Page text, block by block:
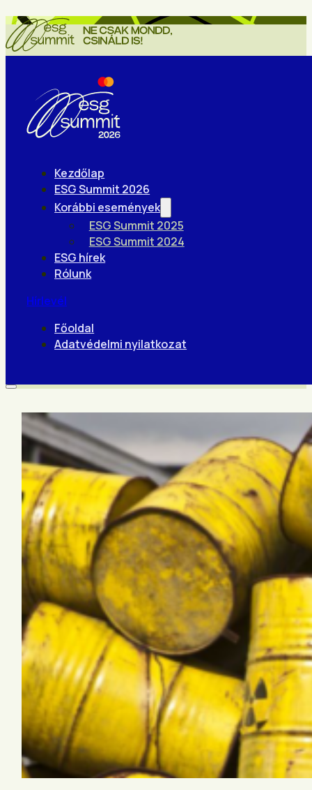
Kezdőlap
ESG Summit 2026
Korábbi események
ESG Summit 2025
ESG Summit 2024
ESG hírek
Rólunk
Hírlevél
Főoldal
Adatvédelmi nyilatkozat